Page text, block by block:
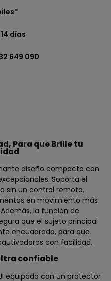
días
649 090
Para que Brille tu
diseño compacto con
Soporta el
sin un control remoto,
en movimiento más
la función de
que el sujeto principal
encuadrado, para que
con facilidad.
confiable
equipado con un protector